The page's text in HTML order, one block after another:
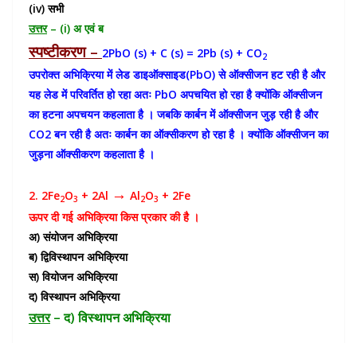
(iv) सभी
उत्तर– (i) अ एवं ब
स्पष्टीकरण – 2PbO (s) + C (s) = 2Pb (s) + CO2
उपरोक्त अभिक्रिया में लेड डाइऑक्साइड(PbO) से ऑक्सीजन हट रही है और
यह लेड में परिवर्तित हो रहा अतः PbO अपचयित हो रहा है क्योंकि ऑक्सीजन
का हटना अपचयन कहलाता है । जबकि कार्बन में ऑक्सीजन जुड़ रही है और
CO2 बन रही है अतः कार्बन का ऑक्सीकरण हो रहा है । क्योंकि ऑक्सीजन का
जुड़ना ऑक्सीकरण कहलाता है ।
2. 2Fe2O3 + 2Al → Al2O3 + 2Fe
ऊपर दी गई अभिक्रिया किस प्रकार की है ।
अ) संयोजन अभिक्रिया
ब) द्विविस्थापन अभिक्रिया
स) वियोजन अभिक्रिया
द) विस्थापन अभिक्रिया
उत्तर– द) विस्थापन अभिक्रिया